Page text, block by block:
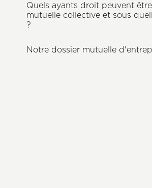
Quels ayants droit peuvent
mutuelle collective et sous
?
Notre dossier mutuelle